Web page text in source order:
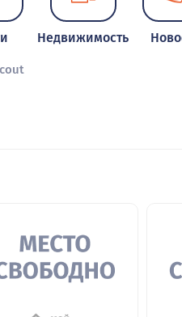
Недвижимость